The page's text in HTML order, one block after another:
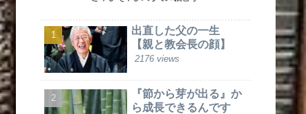
出直した父の一生
【親と教会長の顔】
2176 views
『節から芽が出る』か
ら成長できるんです